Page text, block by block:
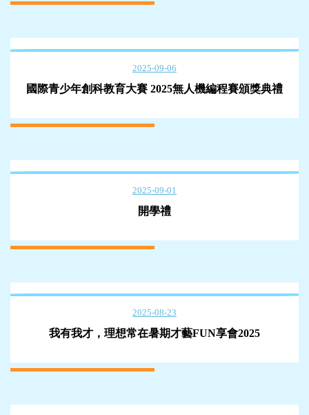
2025-09-06
國際青少年創科教育大賽 2025無人機編程賽頒獎典禮
2025-09-01
開學禮
2025-08-23
我有我才，理想常在暑期才藝FUN享會2025